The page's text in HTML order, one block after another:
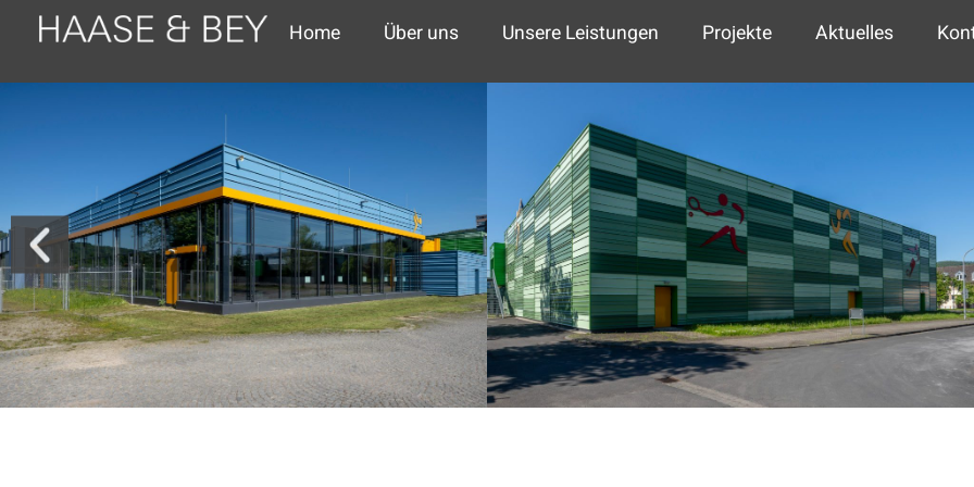
Home Über uns Unsere Leistungen Projekte Aktuelles